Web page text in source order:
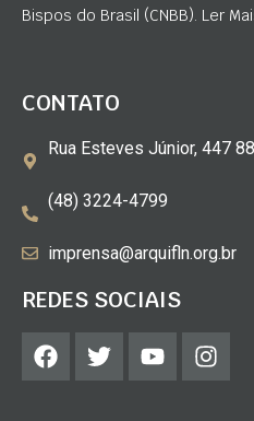
Bispos do Brasil (CNBB). Ler
CONTATO
Rua Esteves Júnior, 447
(48) 3224-4799
imprensa@arquifln.org.br
REDES SOCIAIS